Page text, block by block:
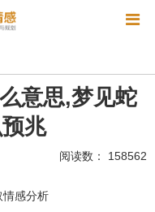
巧 挽回爱情
感
交友
感测试
意思,梦见蛇
兆
阅读数： 158562
情感分析